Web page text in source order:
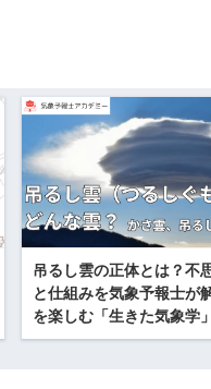
吊るし雲の正体とは？不
と仕組みを気象予報士が
を楽しむ「生きた気象学